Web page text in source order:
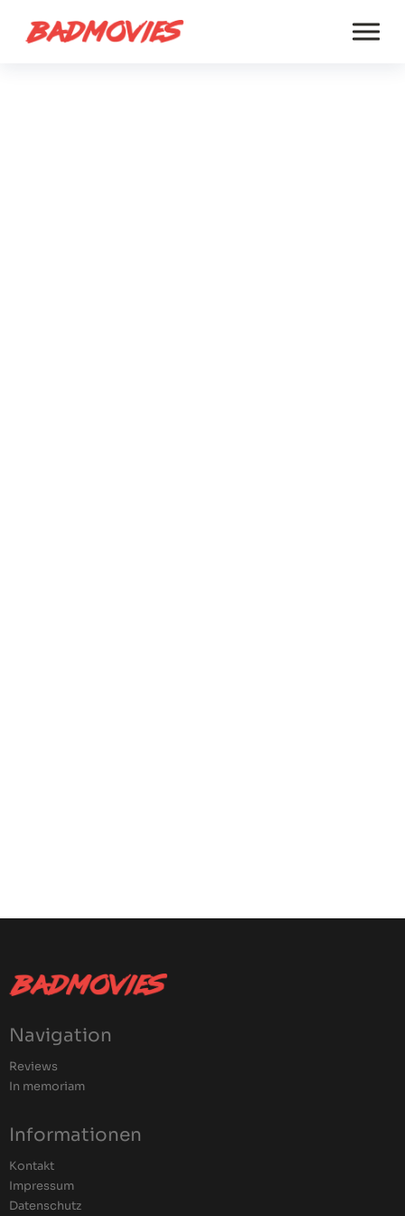
Navigation
Reviews
In memoriam
Informationen
Kontakt
Impressum
Datenschutz